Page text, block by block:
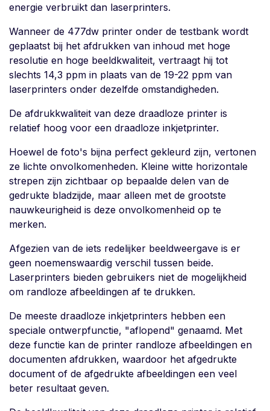
energie verbruikt dan laserprinters.
Wanneer de 477dw printer onder de testbank wordt
geplaatst bij het afdrukken van inhoud met hoge
resolutie en hoge beeldkwaliteit, vertraagt hij tot
slechts 14,3 ppm in plaats van de 19-22 ppm van
laserprinters onder dezelfde omstandigheden.
De afdrukkwaliteit van deze draadloze printer is
relatief hoog voor een draadloze inkjetprinter.
Hoewel de foto's bijna perfect gekleurd zijn, vertonen
ze lichte onvolkomenheden. Kleine witte horizontale
strepen zijn zichtbaar op bepaalde delen van de
gedrukte bladzijde, maar alleen met de grootste
nauwkeurigheid is deze onvolkomenheid op te
merken.
Afgezien van de iets redelijker beeldweergave is er
geen noemenswaardig verschil tussen beide.
Laserprinters bieden gebruikers niet de mogelijkheid
om randloze afbeeldingen af te drukken.
De meeste draadloze inkjetprinters hebben een
speciale ontwerpfunctie, "aflopend" genaamd. Met
deze functie kan de printer randloze afbeeldingen en
documenten afdrukken, waardoor het afgedrukte
document of de afgedrukte afbeeldingen een veel
beter resultaat geven.